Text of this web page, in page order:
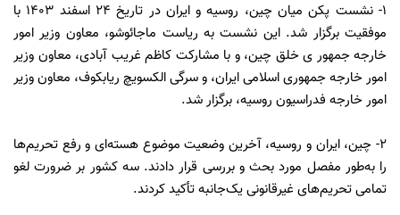
۱- نشست پکن میان چین، روسیه و ایران در تاریخ ۲۴ اسفند ۱۴۰۳ با
موفقیت برگزار شد. این نشست به ریاست ماجائوشو، معاون وزیر امور
خارجه جمهور ی خلق چین، و با مشارکت کاظم غریب آبادی، معاون وزیر
امور خارجه جمهوری اسلامی ایران، و سرگی الکسویچ ریابکوف، معاون وزیر
امور خارجه فدراسیون روسیه، برگزار شد.
۲- چین، ایران و روسیه، آخرین وضعیت موضوع هسته‌ای و رفع تحریم‌ها
را به‌طور مفصل مورد بحث و بررسی قرار دادند. سه کشور بر ضرورت لغو
تمامی تحریم‌های غیرقانونی یک‌جانبه تأکید کردند.